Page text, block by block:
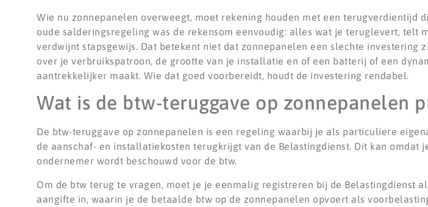
Wie nu zonnepanelen overweegt, moet rekening houden met een terugverdientijd
oude salderingsregeling was de rekensom eenvoudig: alles wat je teruglevert, telt
verdwijnt stapsgewijs. Dat betekent niet dat zonnepanelen een slechte investering
over je verbruikspatroon, de grootte van je installatie en of een batterij of een
aantrekkelijker maakt. Wie dat goed voorbereidt, houdt de investering rendabel.
Wat is de btw-teruggave op zonnepanelen
De btw-teruggave op zonnepanelen is een regeling waarbij je als particuliere
de aanschaf- en installatiekosten terugkrijgt van de Belastingdienst. Dit kan
ondernemer wordt beschouwd voor de btw.
Om de btw terug te vragen, moet je je eenmalig registreren bij de Belastingdienst
aangifte in, waarin je de betaalde btw op de zonnepanelen opvoert als